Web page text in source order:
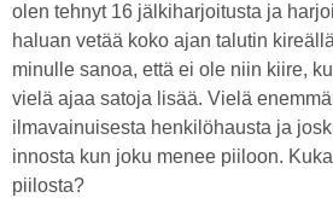
olen tehnyt 16 jälkiharjoitusta ja
haluan vetää koko ajan talutin
minulle sanoa, että ei ole niin kiire,
vielä ajaa satoja lisää. Vielä
ilmavainuisesta henkilöhausta ja
innosta kun joku menee piiloon.
piilosta?